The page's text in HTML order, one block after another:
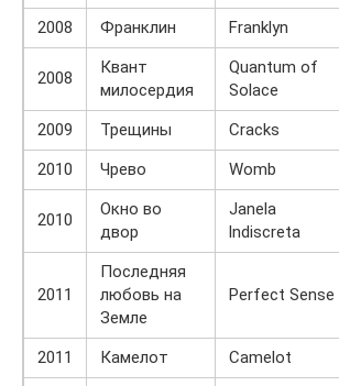
2008 Франклин Franklyn
2008
Квант
милосердия
Quantum of
Solace
2009 Трещины Cracks
2010
Чрево Womb
2010
Окно во
двор
Janela
lndiscreta
2011
Последняя
любовь на
Земле
Perfect Sense
2011 Камелот Camelot